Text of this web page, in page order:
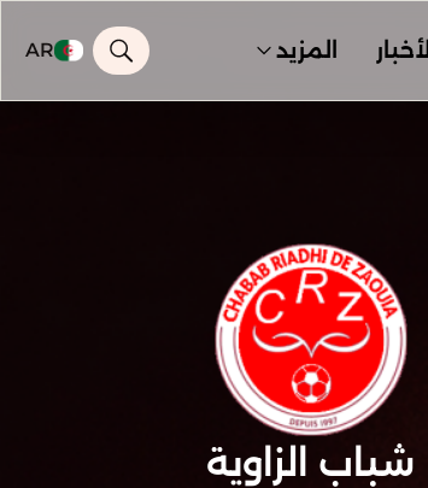
الأخبار المزيد AR
شباب الزاوية